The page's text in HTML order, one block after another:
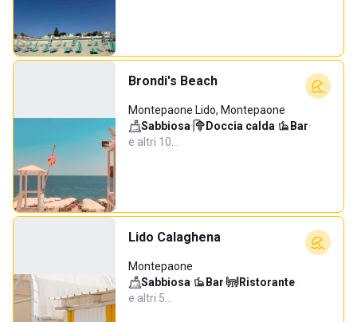
Brondi's Beach
Montepaone Lido, Montepaone
Sabbiosa· Doccia calda· Bar·
e altri 10…
Lido Calaghena
Montepaone
Sabbiosa· Bar· Ristorante·
e altri 5…